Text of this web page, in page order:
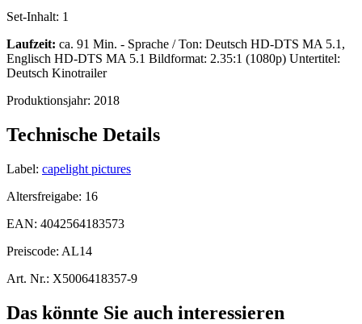
Set-Inhalt: 1
Laufzeit: ca. 91 Min. - Sprache / Ton: Deutsch HD-DTS MA 5.1,
Englisch HD-DTS MA 5.1 Bildformat: 2.35:1 (1080p) Untertitel:
Deutsch Kinotrailer
Produktionsjahr: 2018
Technische Details
Label: capelight pictures
Altersfreigabe: 16
EAN: 4042564183573
Preiscode: AL14
Art. Nr.: X5006418357-9
Das könnte Sie auch interessieren